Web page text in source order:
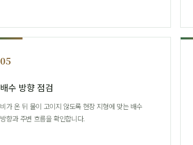
05
배수 방향 점검
비가 온 뒤 물이 고이지 않도록 현장 지형에 맞는 배수
방향과 주변 흐름을 확인합니다.